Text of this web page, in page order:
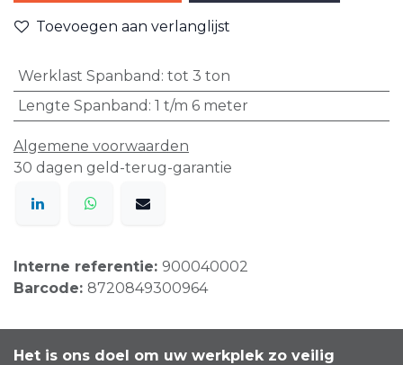
Toevoegen aan verlanglijst
Werklast Spanband : tot 3 ton
Lengte Spanband : 1 t/m 6 meter
Algemene voorwaarden
30 dagen geld-terug-garantie
Interne referentie: 900040002
Barcode: 8720849300964
Het is ons doel om uw werkplek zo veilig